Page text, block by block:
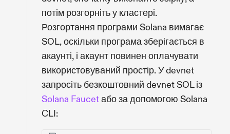
потім розгорніть у кластері.
Розгортання програми Solana вимагає
SOL, оскільки програма зберігається в
акаунті, і акаунт повинен оплачувати
використовуваний простір. У devnet
запросіть безкоштовний devnet SOL із
Solana Faucetабо за допомогою Solana
CLI: